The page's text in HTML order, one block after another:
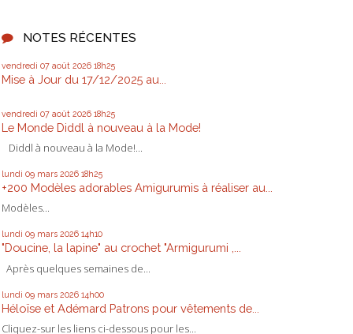
NOTES RÉCENTES
vendredi 07 août 2026 18h25
Mise à Jour du 17/12/2025 au...
vendredi 07 août 2026 18h25
Le Monde Diddl à nouveau à la Mode!
Diddl à nouveau à la Mode!...
lundi 09 mars 2026 18h25
+200 Modèles adorables Amigurumis à réaliser au...
Modèles...
lundi 09 mars 2026 14h10
"Doucine, la lapine" au crochet "Armigurumi ,...
Après quelques semaines de...
lundi 09 mars 2026 14h00
Héloïse et Adémard Patrons pour vêtements de...
Cliquez-sur les liens ci-dessous pour les...